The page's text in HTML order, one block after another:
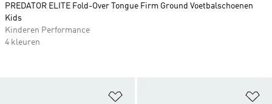
PREDATOR ELITE Fold-Over Tongue Firm Ground Voetbalschoenen
Kids
Kinderen Performance
4 kleuren